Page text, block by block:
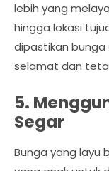
lebih yang
hingga lokasi
dipastikan bunga
selamat dan
5.
Segar
Bunga yang layu